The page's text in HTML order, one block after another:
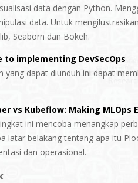
data dengan Python.
data. Untuk
Seaborn dan Bokeh.
to implementing DevSecOps
yang dapat diunduh ini dapat
vs Kubeflow: Making MLOps
ini mencoba menangkap
latar belakang tentang apa itu
dan operasional.